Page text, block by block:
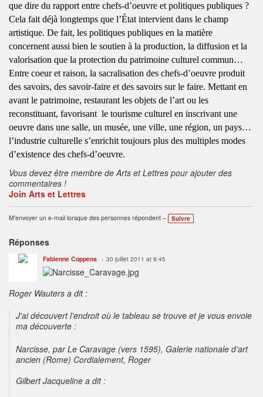
que dire du rapport entre chefs-d’oeuvre et politiques publiques ?
Cela fait déjà longtemps que l’État intervient dans le champ
artistique. De fait, les politiques publiques en la matière
concernent aussi bien le soutien à la production, la diffusion et la
valorisation que la protection du patrimoine culturel commun…
Entre coeur et raison, la sacralisation des chefs-d’oeuvre produit
des savoirs, des savoir-faire et des savoirs sur le faire. Mettant en
avant le patrimoine, restaurant les objets de l’art ou les
reconstituant, favorisant le tourisme culturel en inscrivant une
oeuvre dans une salle, un musée, une ville, une région, un pays…
l’industrie culturelle s’enrichit toujours plus des multiples modes
d’existence des chefs-d’oeuvre.
Vous devez être membre de Arts et Lettres pour ajouter des
commentaires !
Join Arts et Lettres
M'envoyer un e-mail lorsque des personnes répondent – Suivre
Réponses
Fabienne Coppens 30 juillet 2011 at 9:45
Roger Wauters a dit :
J'ai découvert l'endroit où le tableau se trouve et je vous envoie
ma découverte :
Narcisse, par Le Caravage (vers 1595), Galerie nationale d’art
ancien (Rome) Cordialement, Roger
Gilbert Jacqueline a dit :